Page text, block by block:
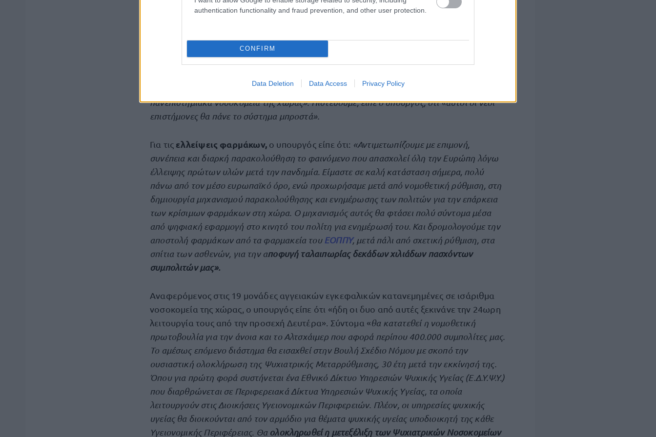
authentication functionality and fraud prevention, and other user protection.
CONFIRM
Data Deletion Data Access Privacy Policy
τεκμηριωμένη ιατρική γνώση. δημιουργία κέντρων αναφοράς για τις πιο συχνές και
πανεπιστημιακών, που θα στελεχώσουν τα ακαδημαϊκά ιδρύματα, αλλά και τα
πανεπιστημιακά νοσοκομεία της χώρας». Πιστεύουμε, είπε ο υπουργός, ότι «αυτοί οι νέοι
επιστήμονες θα πάνε το σύστημα μπροστά».
Για τις ελλείψεις φαρμάκων,ο υπουργός είπε ότι: «Αντιμετωπίζουμε με επιμονή,
συνέπεια και διαρκή παρακολούθηση το φαινόμενο που απασχολεί όλη την Ευρώπη λόγω
έλλειψης πρώτων υλών μετά την πανδημία. Είμαστε σε καλή κατάσταση σήμερα, πολύ
πάνω από τον μέσο ευρωπαϊκό όρο, ενώ προχωρήσαμε μετά από νομοθετική ρύθμιση, στη
δημιουργία μηχανισμού παρακολούθησης και ενημέρωσης των πολιτών για την επάρκεια
των κρίσιμων φαρμάκων στη χώρα. Ο μηχανισμός αυτός θα φτάσει πολύ σύντομα μέσα
από ψηφιακή εφαρμογή στο κινητό του πολίτη για ενημέρωσή του. Και δρομολογούμε την
αποστολή φαρμάκων από τα φαρμακεία του ΕΟΠΠΥ, μετά πάλι από σχετική ρύθμιση, στα
σπίτια των ασθενών, για την αποφυγή ταλαιπωρίας δεκάδων χιλιάδων πασχόντων
συμπολιτών μας».
Αναφερόμενος στις 19 μονάδες αγγειακών εγκεφαλικών κατανεμημένες σε ισάριθμα
νοσοκομεία της χώρας, ο υπουργός είπε ότι «ήδη οι δυο από αυτές ξεκινάνε την 24ωρη
λειτουργία τους από την προσεχή Δευτέρα». Σύντομα «θα κατατεθεί η νομοθετική
πρωτοβουλία για την άνοια και το Αλτσχάιμερ που αφορά περίπου 400.000 συμπολίτες μας.
Το αμέσως επόμενο διάστημα θα εισαχθεί στην Βουλή Σχέδιο Νόμου με σκοπό την
ουσιαστική ολοκλήρωση της Ψυχιατρικής Μεταρρύθμισης, 30 έτη μετά την εκκίνησή της.
Όπου για πρώτη φορά συστήνεται ένα Εθνικό Δίκτυο Υπηρεσιών Ψυχικής Υγείας (Ε.Δ.Υ.Ψ.Υ.)
που διαρθρώνεται σε Περιφερειακά Δίκτυα Υπηρεσιών Ψυχικής Υγείας, τα οποία
λειτουργούν στις Διοικήσεις Υγειονομικών Περιφερειών. Πλέον, οι υπηρεσίες ψυχικής
υγείας θα διοικούνται από τον αρμόδιο για θέματα ψυχικής υγείας υποδιοικητή της κάθε
Υγειονομικής Περιφέρειας. Θαολοκληρωθεί η μετεξέλιξη των Ψυχιατρικών Νοσοκομείων